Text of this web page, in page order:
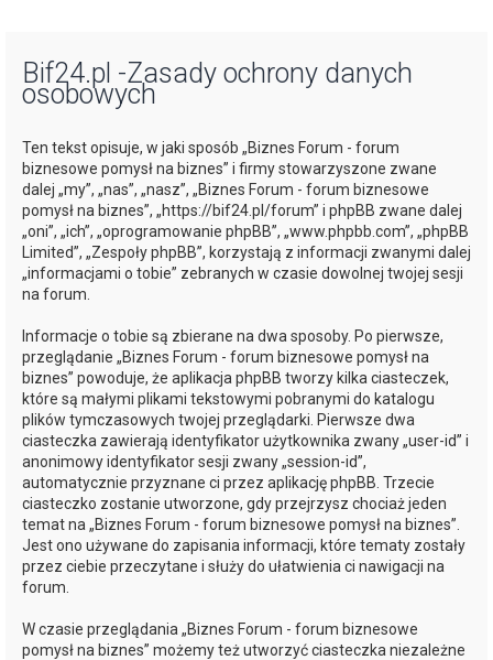
Bif24.pl -Zasady ochrony danych
osobowych
Ten tekst opisuje, w jaki sposób „Biznes Forum - forum
biznesowe pomysł na biznes” i firmy stowarzyszone zwane
dalej „my”, „nas”, „nasz”, „Biznes Forum - forum biznesowe
pomysł na biznes”, „https://bif24.pl/forum” i phpBB zwane dalej
„oni”, „ich”, „oprogramowanie phpBB”, „www.phpbb.com”, „phpBB
Limited”, „Zespoły phpBB”, korzystają z informacji zwanymi dalej
„informacjami o tobie” zebranych w czasie dowolnej twojej sesji
na forum.
Informacje o tobie są zbierane na dwa sposoby. Po pierwsze,
przeglądanie „Biznes Forum - forum biznesowe pomysł na
biznes” powoduje, że aplikacja phpBB tworzy kilka ciasteczek,
które są małymi plikami tekstowymi pobranymi do katalogu
plików tymczasowych twojej przeglądarki. Pierwsze dwa
ciasteczka zawierają identyfikator użytkownika zwany „user-id” i
anonimowy identyfikator sesji zwany „session-id”,
automatycznie przyznane ci przez aplikację phpBB. Trzecie
ciasteczko zostanie utworzone, gdy przejrzysz chociaż jeden
temat na „Biznes Forum - forum biznesowe pomysł na biznes”.
Jest ono używane do zapisania informacji, które tematy zostały
przez ciebie przeczytane i służy do ułatwienia ci nawigacji na
forum.
W czasie przeglądania „Biznes Forum - forum biznesowe
pomysł na biznes” możemy też utworzyć ciasteczka niezależne